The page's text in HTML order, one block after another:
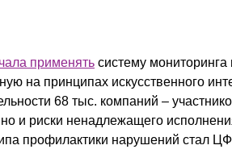
применять систему мониторинга
на принципах искусственного
68 тыс. компаний –
и риски ненадлежащего
профилактики нарушений стал